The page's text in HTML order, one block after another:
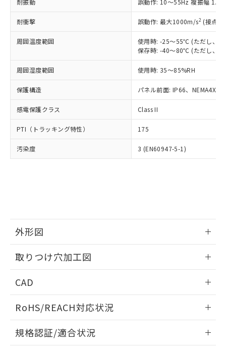
耐振動 誤動作: 10～55Hz 複振幅
耐衝撃 誤動作: 最大1000m/s2 (接点
周囲温度範囲
使用時: -25～55℃ (ただし、氷
保存時: -40～80℃ (ただし、氷
周囲湿度範囲 使用時: 35～85%RH
保護構造 パネル前面: IP66、NEMA4X,
感電保護クラス Class II
PTI（トラッキング特性） 175
汚染度 3 (EN60947-5-1)
外形図
取りつけ穴加工図
CAD
ドすることができます。
ログイン/会員登録
RoHS/REACH対応状況
EU RoHS 注意事項・凡例
規格認証/適合状況
正式な納期状況および標準価格はお客
様のお取引先、またはお客様担当のオ
ムロン制御機器販売店・当社販売員に
オムロン制御機器販売店や当社販売拠
販売ネットワーク
」をご確認
在庫状況および標準価格結果を当社の
事前の承諾なく第三者に漏洩または開
示しないようお願いします。
マイパーツ機能（部品リスト作成サー
ビス）をご利用いただくには、I-Web
メンバーズにご登録されている必要が
お客様が当ウェブサイト上で当社にご
指します。
但し、RoHS指令で産業用監視および制御機器に対する
適用除外項目は除く。
フタル酸エステル類の４物質については閾値を超える意
図的な使用がないことを確認しています。
部品在庫の切り替え状況などにより、予定
月が前後することがあります。
※3 非含有証明書ダウンロード
51物質の非含有証明書（当社基準）
※本証明書は発行日時点で非含有を証明す
るもので、過去に遡って非含有を証明する
ものではありません。
また、RoHS指令のフタル酸エステル類４
欄に対応日を記載しておりました。
既に当社にて対応品への在庫切替を完了
していることから、特段のことがない限
り、2022年1月12日より割愛しておりま
す。
DBP(フタル酸ジブチル) : 1000ppm、 DIBP(フタル酸ジ
イソブチル) : 1000ppm、 BBP(フタル酸ブチルベンジ
DEHP(フタル酸ビス(2-エチルヘキシル)) : 1000ppm
準値以下であることを示します。
「10」：通常の使用状況下において有害物
質が外部に漏えいし、環境に深刻な影響を
及ぼさない年数を意味します。
「－」：未確認です。当社販売部門へお問
全に破砕するなど、違法に輸出されな
いよう必要な手段を講じます。
当社は貴社製品を、核兵器、ミサイ
ル、化学兵器、生物兵器またはその他
武器並びにこれらの製造装置等に一切
当社は、貴社製品を第三者に販売する
場合は、上記1、2および3の内容を当
該第三者に通知します。また当社は、
販売先および販売に係わる関係者が違
法に輸出するおそれがある場合は、取
り引きをいたしません。
一定数には満たないが在庫あり
－
在庫なし(最新の在庫状況につ
いては、お客様のお取引先、ま
たはお客様担当のオムロン制御
機器販売店・当社販売員にご確
空
受注生産機種、また在庫状況の
情報を公開していない機種